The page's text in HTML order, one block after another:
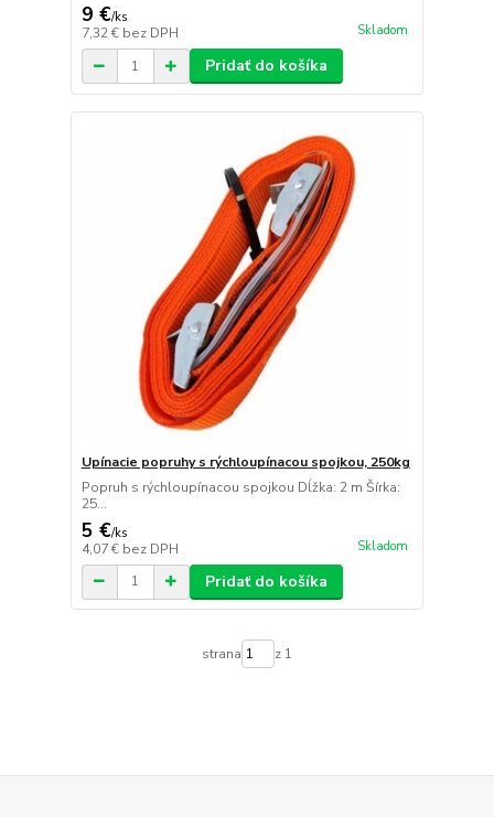
9 €/ks
7,32 € bez DPH Skladom
Pridať do košíka
Upínacie popruhy s rýchloupínacou spojkou, 250kg
Popruh s rýchloupínacou spojkou Dĺžka: 2 m Šírka:
25...
5 €/ks
4,07 € bez DPH Skladom
Pridať do košíka
strana z 1